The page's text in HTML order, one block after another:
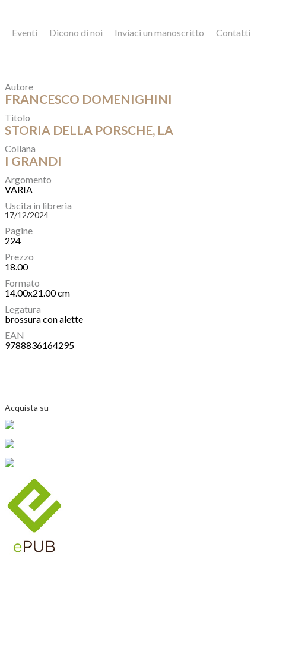
Eventi Dicono di noi Inviaci un manoscritto Contatti
Autore
FRANCESCO DOMENIGHINI
Titolo
STORIA DELLA PORSCHE, LA
Collana
I GRANDI
Argomento
VARIA
Uscita in libreria
17/12/2024
Pagine
224
Prezzo
18.00
Formato
14.00x21.00 cm
Legatura
brossura con alette
EAN
9788836164295
Acquista su